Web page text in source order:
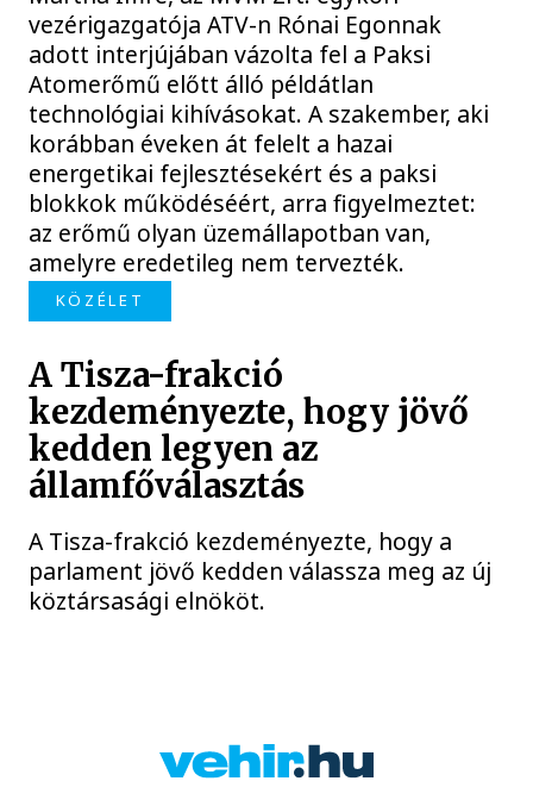
vezérigazgatója ATV-n Rónai Egonnak
adott interjújában vázolta fel a Paksi
Atomerőmű előtt álló példátlan
technológiai kihívásokat. A szakember, aki
korábban éveken át felelt a hazai
energetikai fejlesztésekért és a paksi
blokkok működéséért, arra figyelmeztet:
az erőmű olyan üzemállapotban van,
amelyre eredetileg nem tervezték.
KÖZÉLET
A Tisza-frakció
kezdeményezte, hogy jövő
kedden legyen az
államfőválasztás
A Tisza-frakció kezdeményezte, hogy a
parlament jövő kedden válassza meg az új
köztársasági elnököt.